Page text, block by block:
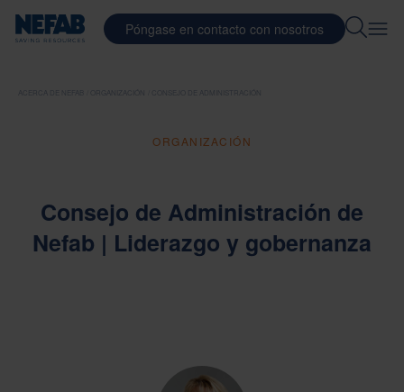
Póngase en contacto con nosotros
ORGANIZACIÓN
ACERCA DE NEFAB ORGANIZACIÓN CONSEJO DE ADMINISTRACIÓN
Consejo de Administración de
Nefab | Liderazgo y gobernanza